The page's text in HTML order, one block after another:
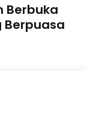
Berbuka
Berpuasa